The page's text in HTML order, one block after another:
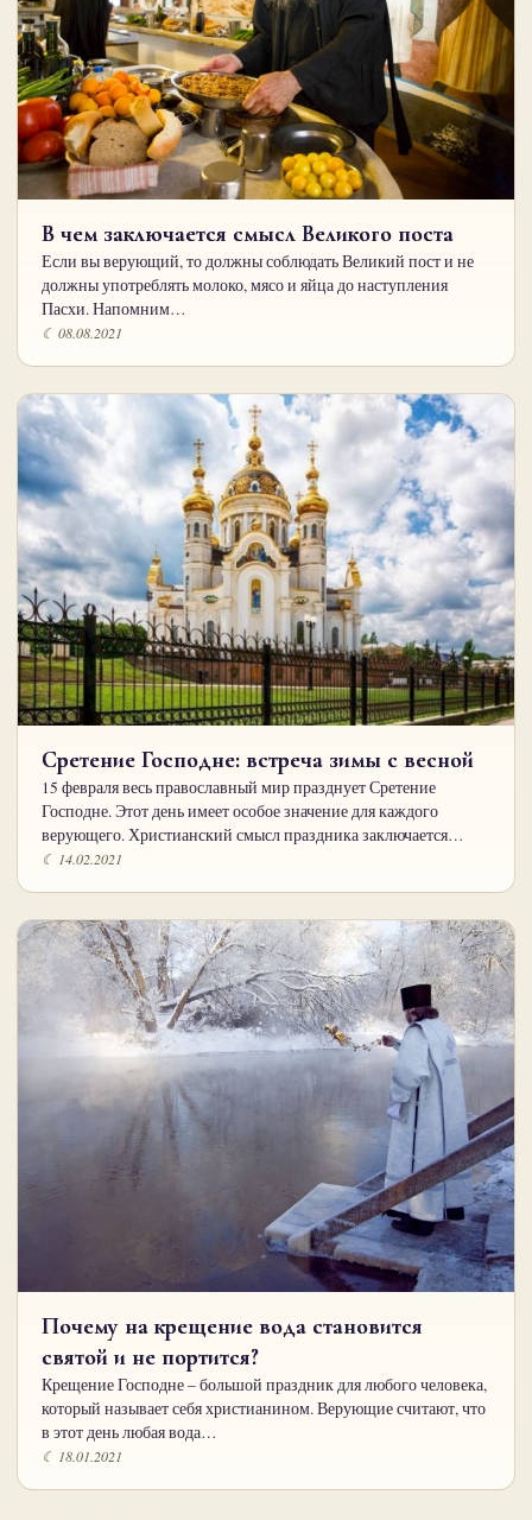
В чем заключается смысл Великого поста
Если вы верующий, то должны соблюдать Великий пост и не
должны употреблять молоко, мясо и яйца до наступления
Пасхи. Напомним…
☾ 08.08.2021
Сретение Господне: встреча зимы с весной
15 февраля весь православный мир празднует Сретение
Господне. Этот день имеет особое значение для каждого
верующего. Христианский смысл праздника заключается…
☾ 14.02.2021
Почему на крещение вода становится
святой и не портится?
Крещение Господне – большой праздник для любого человека,
который называет себя христианином. Верующие считают, что
в этот день любая вода…
☾ 18.01.2021